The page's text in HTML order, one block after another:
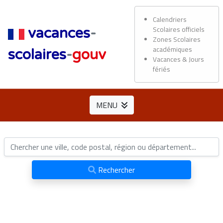
vacances-
scolaires-gouv
Calendriers
Scolaires officiels
Zones Scolaires
académiques
Vacances & Jours
fériés
MENU
Rechercher